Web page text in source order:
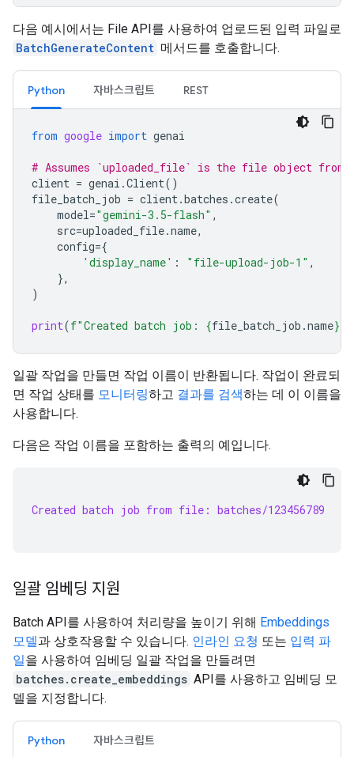
다음 예시에서는 File API를 사용하여 업로드된 입력 파일로
BatchGenerateContent 메서드를 호출합니다.
Python 자바스크립트 REST
from google import genai
# Assumes `uploaded_file` is the file object from
client = genai .Client()
file_batch_job = client.batches .create(
model="gemini-3.5-flash" ,
src=uploaded_file.name,
config={
'display_name' : "file-upload-job-1" ,
},
)
print(f"Created batch job: {file_batch_job .name}
일괄 작업을 만들면 작업 이름이 반환됩니다. 작업이 완료되
면 작업 상태를 모니터링하고 결과를 검색하는 데 이 이름을
사용합니다.
다음은 작업 이름을 포함하는 출력의 예입니다.
Created batch job from file: batches/123456789
일괄 임베딩 지원
Batch API를 사용하여 처리량을 높이기 위해 Embeddings
모델과 상호작용할 수 있습니다. 인라인 요청 또는 입력 파
일을 사용하여 임베딩 일괄 작업을 만들려면
batches.create_embeddings API를 사용하고 임베딩 모
델을 지정합니다.
Python 자바스크립트